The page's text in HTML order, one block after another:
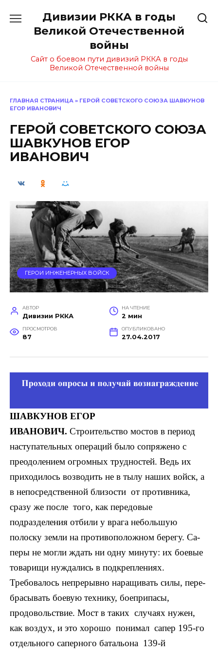
содержанию
Дивизии РККА в годы
Великой Отечественной
войны
Сайт о боевом пути дивизий РККА в годы
Великой Отечественной войны
ГЛАВНАЯ СТРАНИЦА » ГЕРОЙ СОВЕТСКОГО СОЮЗА ШАВКУНОВ
ЕГОР ИВАНОВИЧ
ГЕРОЙ СОВЕТСКОГО СОЮЗА
ШАВКУНОВ ЕГОР
ИВАНОВИЧ
ГЕРОИ ИНЖЕНЕРНЫХ ВОЙСК
АВТОР
Дивизии РККА
НА ЧТЕНИЕ
2 мин
ПРОСМОТРОВ
87
ОПУБЛИКОВАНО
27.04.2017
ШАВКУНОВ ЕГОР
ИВАНОВИЧ. Строительство мостов в период
на­ступательных операций было сопря­жено с
преодолением огромных трудностей. Ведь их
приходилось возводить не в тылу наших войск, а
в непосредственной близости от противника,
сразу же после того, как передовые
подразделения отби­ли у врага небольшую
полоску зем­ли на противоположном берегу. Са­
перы не могли ждать ни одну мину­ту: их боевые
товарищи нуждались в подкреплениях.
Требовалось непрерывно наращивать силы, пере­
брасывать боевую технику, боеприпасы,
продовольствие. Мост в таких случаях нужен,
как воздух, и это хорошо понимал сапер 195-го
отдельного саперного батальона 139-й